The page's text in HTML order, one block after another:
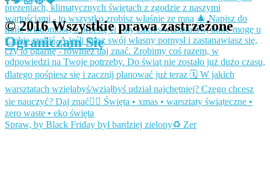
Spraw, by Black Friday był bardziej zielony♻️ Zer
© 2016 Wszystkie prawa zastrzeżone
Ograniczam Się